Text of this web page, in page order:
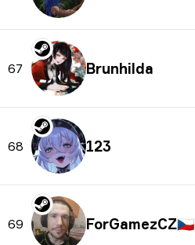
67 Brunhilda
68 123
69 ForGamezCZ🇨🇿